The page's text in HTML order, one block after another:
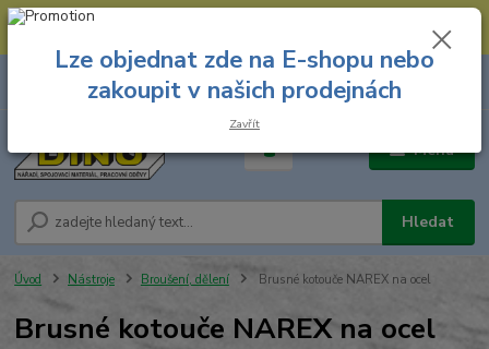
--- Spojovací materiál: 774 431 045 --- Prodejna nářadí: 731 449 423 --
Menu
Hledat
8.00 hod. - 16.00 hod.
za
Úvod Nástroje Broušení, dělení Brusné kotouče NAREX na ocel
Brusné kotouče NAREX na ocel
Lze objednat zde na E-shopu nebo
zakoupit v našich prodejnách
Zavřít